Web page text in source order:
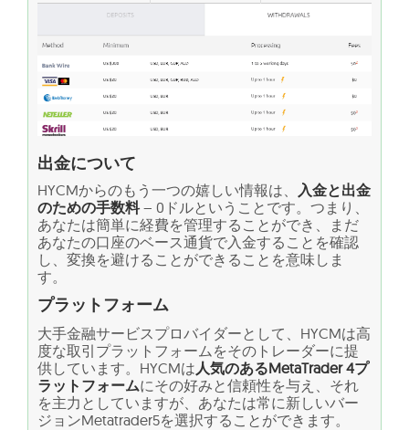
出金について
HYCMからのもう一つの嬉しい情報は、
入金と出金
のための手数料– 0ドルということです。つまり、
あなたは簡単に経費を管理することができ、まだ
あなたの口座のベース通貨で入金することを確認
し、変換を避けることができることを意味しま
す。
プラットフォーム
大手金融サービスプロバイダーとして、HYCMは高
度な取引プラットフォームをそのトレーダーに提
供しています。HYCMは 人気のあるMetaTrader 4プ
ラットフォームにその好みと信頼性を与え、それ
を主力としていますが、あなたは常に新しいバー
ジョンMetatrader5を選択することができます。